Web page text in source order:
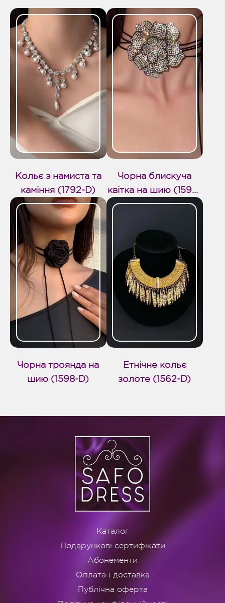
Кольє з намиста та
каміння (1792-D)
Чорна блискуча
квітка на шию (1599-
D)
Чорна троянда на
шию (1598-D)
Етнічне кольє
золоте (1562-D)
Каталог
Подарункові сертифікати
Абонементи
Оплата і доставка
Публічна оферта